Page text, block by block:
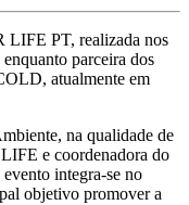
LIFE PT, realizada nos
parceira dos
atualmente em
na qualidade de
e coordenadora do
integra-se no
objetivo promover a